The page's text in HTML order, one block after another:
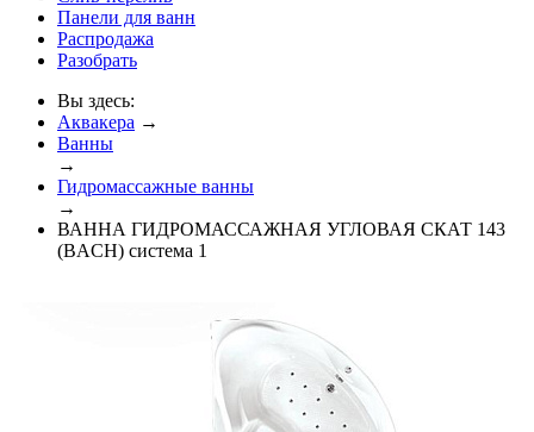
Панели для ванн
Распродажа
Разобрать
Вы здесь:
Аквакера →
Ванны
→
Гидромассажные ванны
→
ВАННА ГИДРОМАССАЖНАЯ УГЛОВАЯ СКАТ 143
(BACH) система 1